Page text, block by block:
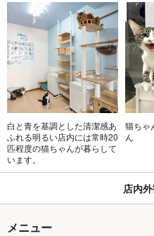
白と青を基調とした清潔感あ
ふれる明るい店内には常時20
匹程度の猫ちゃんが暮らして
います。
猫ちゃ
ん
店内
メニュー